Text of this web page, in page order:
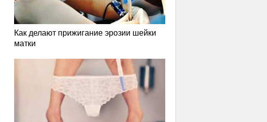
Как делают прижигание эрозии шейки
матки